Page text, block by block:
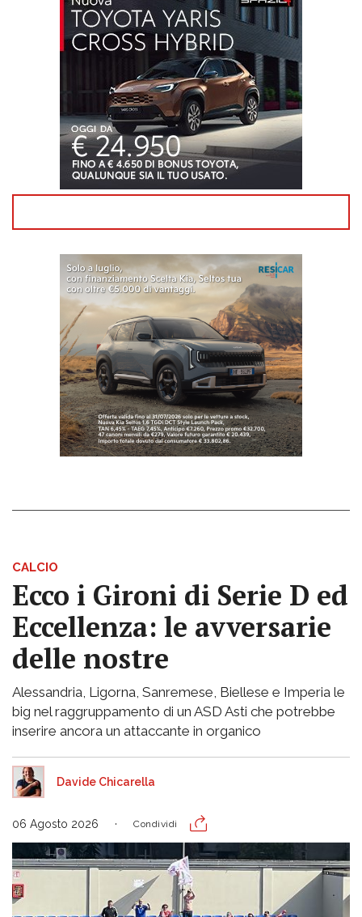
CALCIO
Ecco i Gironi di Serie D ed
Eccellenza: le avversarie
delle nostre
Alessandria, Ligorna, Sanremese, Biellese e Imperia le
big nel raggruppamento di un ASD Asti che potrebbe
inserire ancora un attaccante in organico
Davide Chicarella
06 Agosto 2026 Condividi